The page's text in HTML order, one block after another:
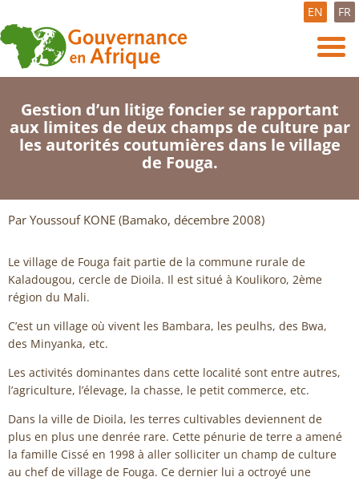
EN FR
Gestion d’un litige foncier se rapportant
aux limites de deux champs de culture par
les autorités coutumières dans le village
de Fouga.
Par Youssouf KONE (Bamako, décembre 2008)
Le village de Fouga fait partie de la commune rurale de
Kaladougou, cercle de Dioila. Il est situé à Koulikoro, 2ème
région du Mali.
C’est un village où vivent les Bambara, les peulhs, des Bwa,
des Minyanka, etc.
Les activités dominantes dans cette localité sont entre autres,
l’agriculture, l’élevage, la chasse, le petit commerce, etc.
Dans la ville de Dioila, les terres cultivables deviennent de
plus en plus une denrée rare. Cette pénurie de terre a amené
la famille Cissé en 1998 à aller solliciter un champ de culture
au chef de village de Fouga. Ce dernier lui a octroyé une